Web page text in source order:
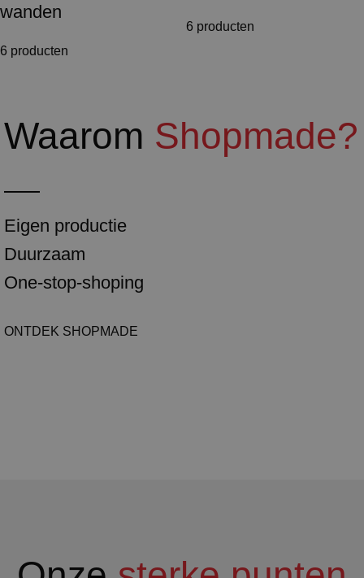
wanden
6 producten
6 producten
Waarom Shopmade?
Eigen productie
Duurzaam
One-stop-shoping
ONTDEK SHOPMADE